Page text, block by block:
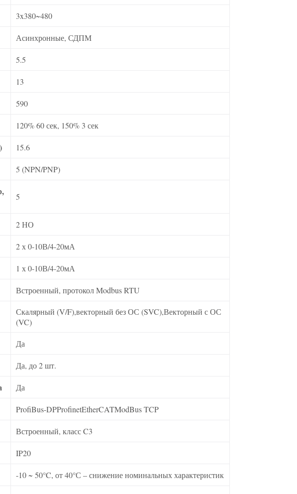
3x380~480
Асинхронные, СДПМ
5.5
13
590
120% 60 сек, 150% 3 сек
15.6
5 (NPN/PNP)
5
2 НО
2 х 0-10В/4-20мА
1 х 0-10В/4-20мА
Встроенный, протокол Modbus RTU
Скалярный (V/F),векторный без ОС (SVC),Векторный с ОС
(VC)
Да
Да, до 2 шт.
Да
ProfiBus-DPProfinetEtherCATModBus TCP
Встроенный, класс C3
IP20
-10 ~ 50°C, от 40°С – снижение номинальных характеристик